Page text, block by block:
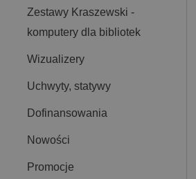
Zestawy Kraszewski -
komputery dla bibliotek
Wizualizery
Uchwyty, statywy
Dofinansowania
Nowości
Promocje